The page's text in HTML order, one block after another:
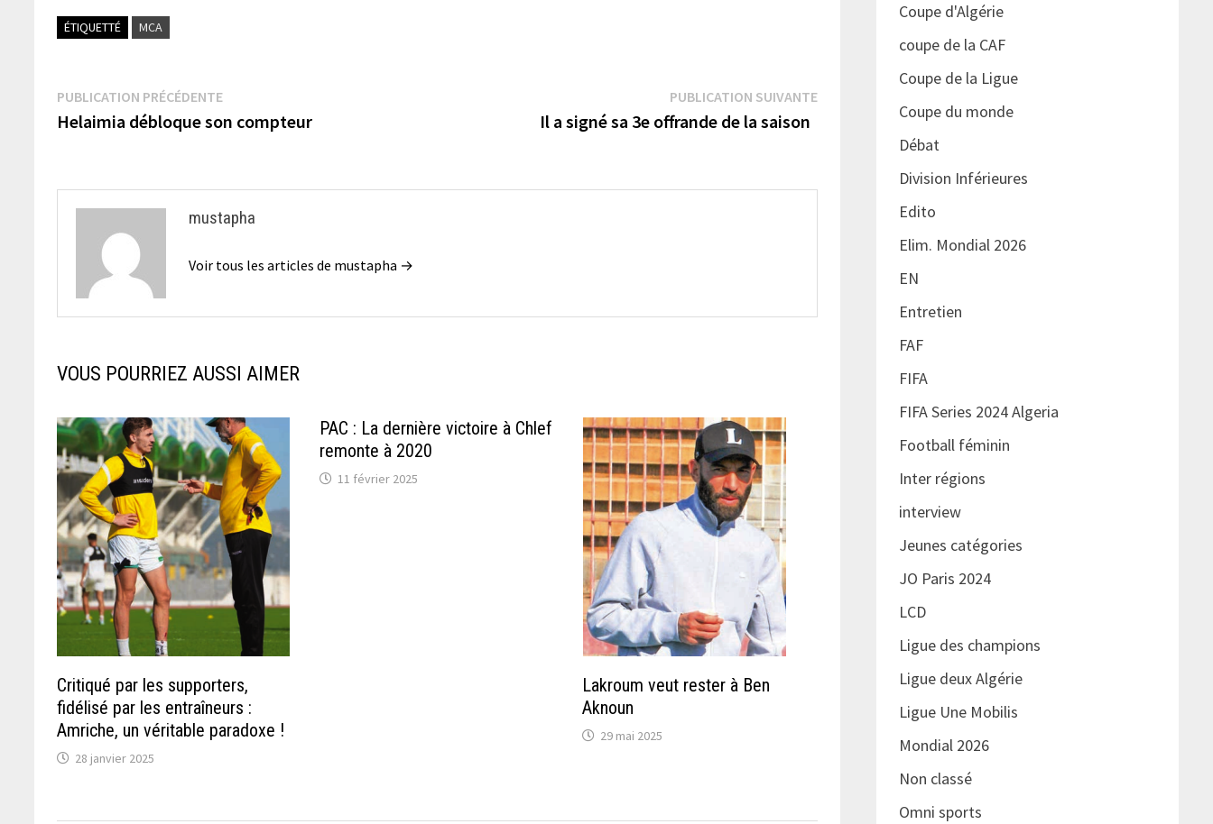
ÉTIQUETTÉ MCA
Navigation
de
PUBLICATION PRÉCÉDENTEPublication
précédente :
Helaimia débloque son compteur
PUBLICATION SUIVANTEPublication
Il a signé sa 3e offrande de la saison
mustapha
Voir tous les articles de mustapha →
VOUS POURRIEZ AUSSI AIMER
Critiqué par les supporters,
fidélisé par les entraîneurs :
Amriche, un véritable paradoxe !
28 janvier 2025
PAC : La dernière victoire à Chlef
remonte à 2020
11 février 2025
Lakroum veut rester à Ben
Aknoun
29 mai 2025
Coupe d'Algérie
coupe de la CAF
Coupe de la Ligue
Coupe du monde
Débat
Division Inférieures
Edito
Elim. Mondial 2026
EN
Entretien
FAF
FIFA
FIFA Series 2024 Algeria
Football féminin
Inter régions
interview
Jeunes catégories
JO Paris 2024
LCD
Ligue des champions
Ligue deux Algérie
Ligue Une Mobilis
Mondial 2026
Non classé
Omni sports